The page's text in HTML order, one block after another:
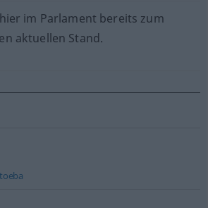
im Parlament bereits zum
aktuellen Stand.